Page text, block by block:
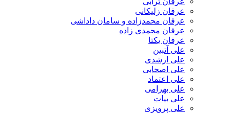
عرفان زلیکانی
عرفان محمدزاده و سامان داداشی
عرفان محمدی زاده
عرفان یکتا
علی آتبین
علی ارشدی
علی اصحابی
علی اعتماد
علی بهرامی
علی بیات
علی پرویزی